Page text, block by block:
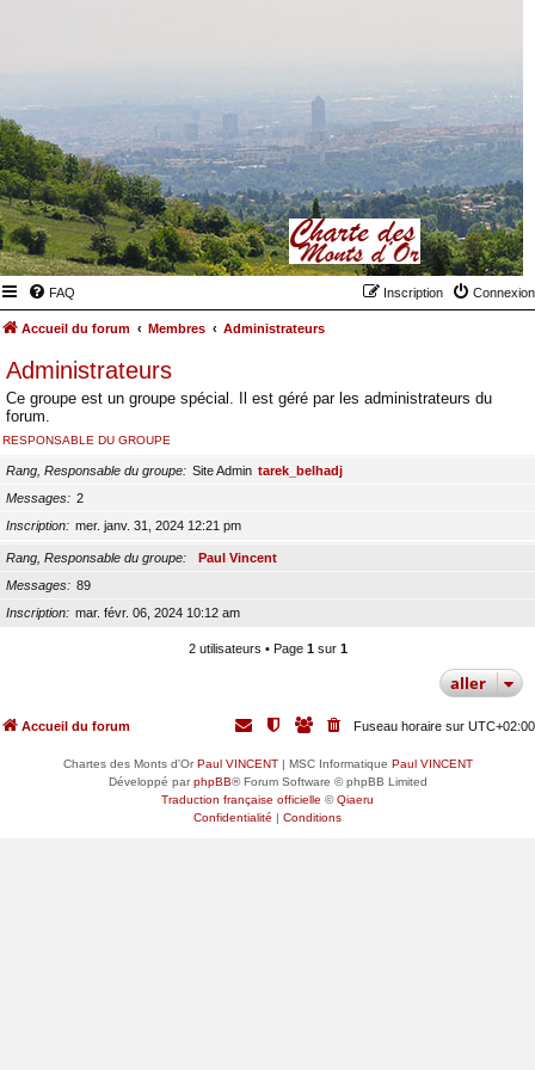
FAQ Connexion
Inscription
Accueil du forum Membres Administrateurs
Administrateurs
Ce groupe est un groupe spécial. Il est géré par les administrateurs du
forum.
RESPONSABLE DU GROUPE
Rang, Responsable du groupe Site Admin tarek_belhadj
Messages
2
Inscription
mer. janv. 31, 2024 12:21 pm
Rang, Responsable du groupe
Paul Vincent
Messages
89
Inscription
mar. févr. 06, 2024 10:12 am
2 utilisateurs • Page 1sur 1
aller
Accueil du forum Fuseau horaire sur UTC+02:00
Chartes des Monts d'OrPaul VINCENT| MSC Informatique Paul VINCENT
Développé parphpBB® Forum Software © phpBB Limited
Traduction française officielle ©Qiaeru
Confidentialité | Conditions